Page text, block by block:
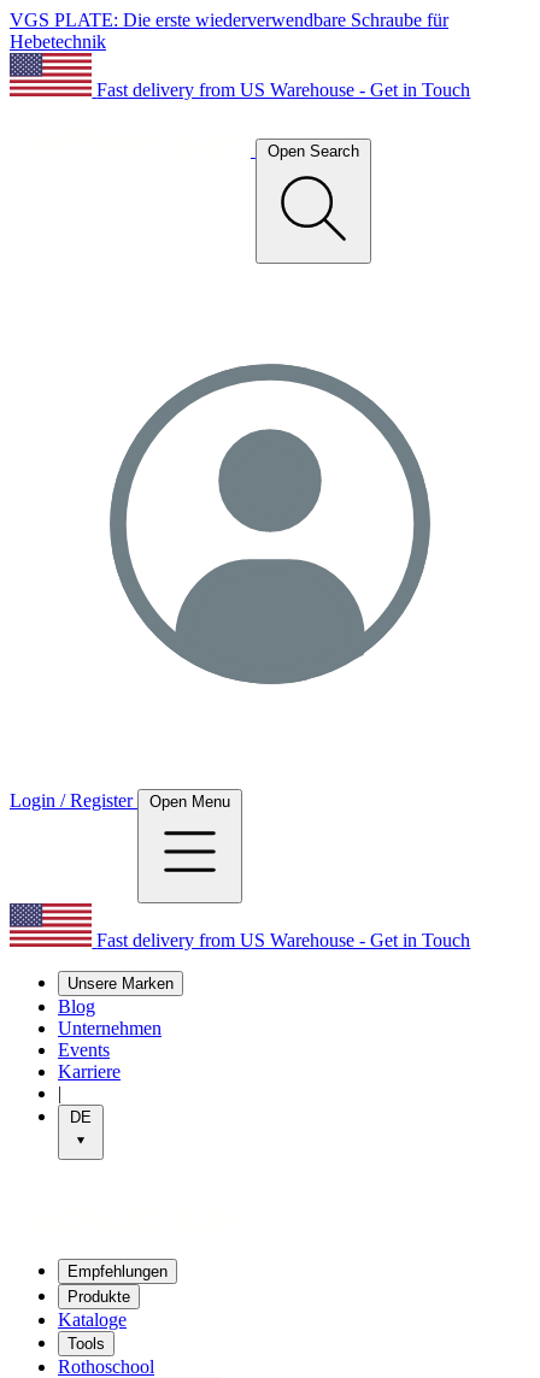
VGS PLATE: Die erste wiederverwendbare Schraube für
Hebetechnik
Fast delivery from US Warehouse - Get in Touch
Open Search
Login / Register Open Menu
Fast delivery from US Warehouse - Get in Touch
Unsere Marken
Blog
Unternehmen
Events
Karriere
|
DE
Empfehlungen
Produkte
Kataloge
Tools
Rothoschool